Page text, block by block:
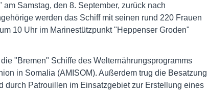
Samstag, den 8. September, zurück nach
werden das Schiff mit seinen rund 220 Frauen
10 Uhr im Marinestützpunkt "Heppenser Groden"
"Bremen" Schiffe des Welternährungsprogramms
in Somalia (AMISOM). Außerdem trug die Besatzung
durch Patrouillen im Einsatzgebiet zur Erstellung eines